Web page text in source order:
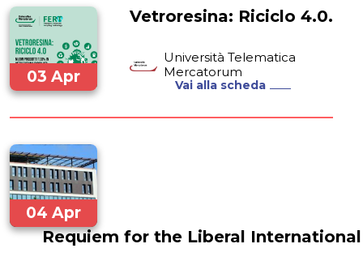
03 Apr
Vetroresina: Riciclo 4.0.
Università Telematica
Mercatorum
Vai alla scheda
04 Apr
2024
Requiem for the Liberal